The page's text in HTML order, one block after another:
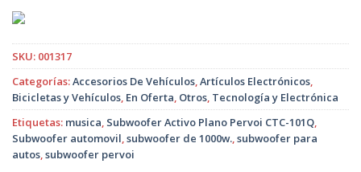
SKU: 001317
Categorías:Accesorios De Vehículos,Artículos Electrónicos,
Bicicletas y Vehículos, En Oferta, Otros, Tecnología y Electrónica
Etiquetas: musica, Subwoofer Activo Plano Pervoi CTC-101Q,
Subwoofer automovil,subwoofer de 1000w.,subwoofer para
autos,subwoofer pervoi